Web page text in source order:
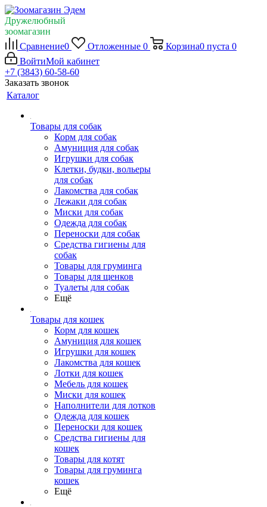
Дружелюбный
зоомагазин
Сравнение0 Отложенные 0 Корзина0 пуста 0
ВойтиМой кабинет
+7 (3843) 60-58-60
Заказать звонок
Каталог
Товары для собак
Корм для собак
Амуниция для собак
Игрушки для собак
Клетки, будки, вольеры
для собак
Лакомства для собак
Лежаки для собак
Миски для собак
Одежда для собак
Переноски для собак
Средства гигиены для
собак
Товары для груминга
Товары для щенков
Туалеты для собак
Ещё
Товары для кошек
Корм для кошек
Амуниция для кошек
Игрушки для кошек
Лакомства для кошек
Лотки для кошек
Мебель для кошек
Миски для кошек
Наполнители для лотков
Одежда для кошек
Переноски для кошек
Средства гигиены для
кошек
Товары для котят
Товары для груминга
кошек
Ещё